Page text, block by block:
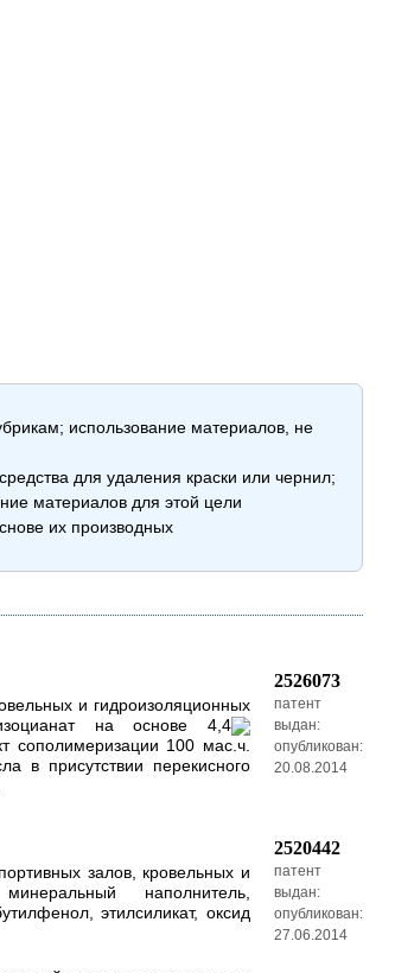
использование материалов, не
для удаления краски или чернил;
материалов для этой цели
их производных
и гидроизоляционных
на основе 4,4
сополимеризации 100 мас.ч.
в присутствии перекисного
2526073
патент
выдан:
опубликован:
20.08.2014
залов, кровельных и
наполнитель,
этилсиликат, оксид
2520442
патент
выдан:
опубликован:
27.06.2014